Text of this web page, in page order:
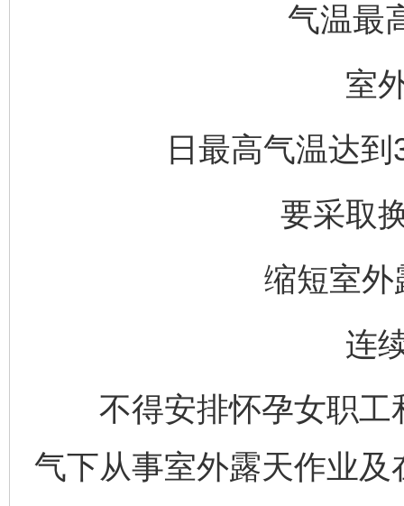
气温最
室
日最高气温达
要采取
缩短室外
连
不得安排怀孕女职工
气下从事室外露天作业